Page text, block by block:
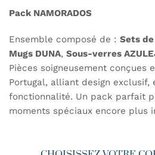
Pack NAMORADOS
Ensemble composé de : Sets de
Mugs DUNA, Sous-verres
Pièces soigneusement conçues
Portugal, alliant design exclusif,
fonctionnalité. Un pack parfait
moments spéciaux encore plus